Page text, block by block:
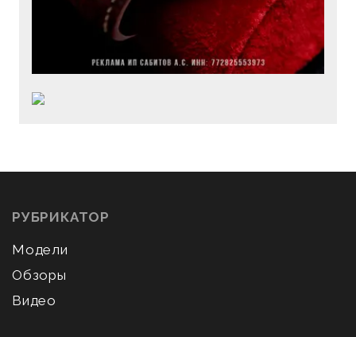
РУБРИКАТОР
Модели
Обзоры
Видео